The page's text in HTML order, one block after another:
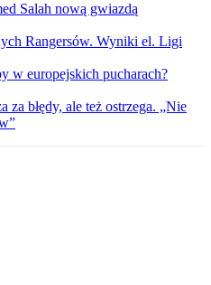
Salah nową gwiazdą
Rangersów. Wyniki el. Ligi
w europejskich pucharach?
za błędy, ale też ostrzega. „Nie